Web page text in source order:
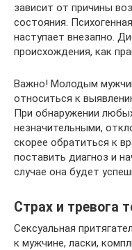
зависит от причины
состояния.
наступает внезапно.
происхождения, как
Важно! Молодым
относиться к
При обнаружении
незначительными,
скорее обратиться к
поставить диагноз и
случае она будет
Страх и тревога
Сексуальная
к мужчине, ласки,